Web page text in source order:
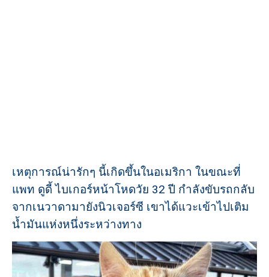
เหตุการณ์น่ารักๆ นี้เกิดขึ้นในอเมริกา ในขณะที่
แพท ดูดี้ ไบเกอร์หน้าโหดวัย 32 ปี กำลังขับรถกลับ
จากเนวาดามายังนิวเจอร์ซี เขาได้แวะเข้าไปเติม
น้ำมันแห่งหนึ่งระหว่างทาง